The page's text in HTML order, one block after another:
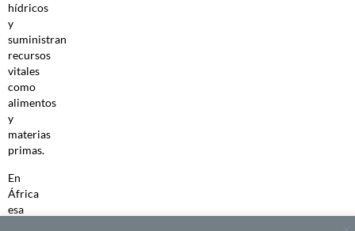
hídricos
y
suministran
recursos
vitales
como
alimentos
y
materias
primas.
En
África
esa